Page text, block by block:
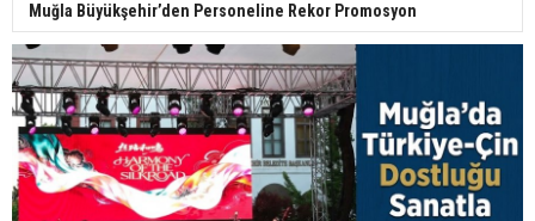
Muğla Büyükşehir’den Personeline Rekor Promosyon